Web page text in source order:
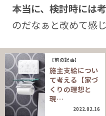
本当に、検討時には
のだなぁと改めて感じ
【前の記事】
施主支給につい
て考える【家づ
くりの理想と
現…
2022.02.16